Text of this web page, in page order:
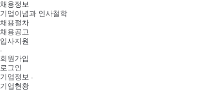
채용정보
기업이념과 인사철학
채용절차
채용공고
입사지원
회원가입
로그인
기업정보
기업현황